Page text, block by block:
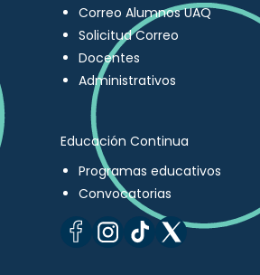
Correo Alumnos UAQ
Solicitud Correo
Docentes
Administrativos
Educación Continua
Programas educativos
Convocatorias